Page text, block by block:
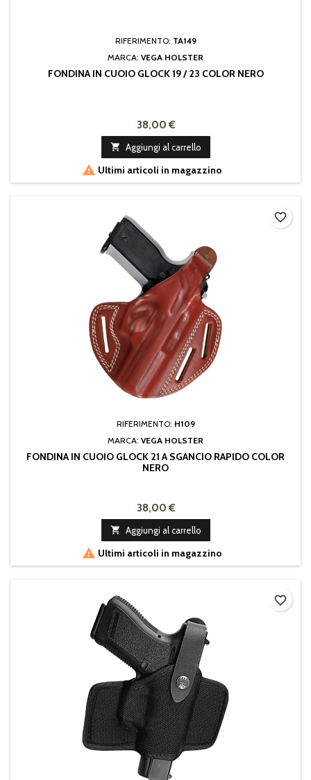
RIFERIMENTO: TA149
MARCA: VEGA HOLSTER
FONDINA IN CUOIO GLOCK 19 / 23 COLOR NERO
38,00 €
 Aggiungi al carrello
 Ultimi articoli in magazzino
RIFERIMENTO: H109
MARCA: VEGA HOLSTER
FONDINA IN CUOIO GLOCK 21 A SGANCIO RAPIDO COLOR
NERO
38,00 €
 Aggiungi al carrello
 Ultimi articoli in magazzino
favorite_border
favorite_border